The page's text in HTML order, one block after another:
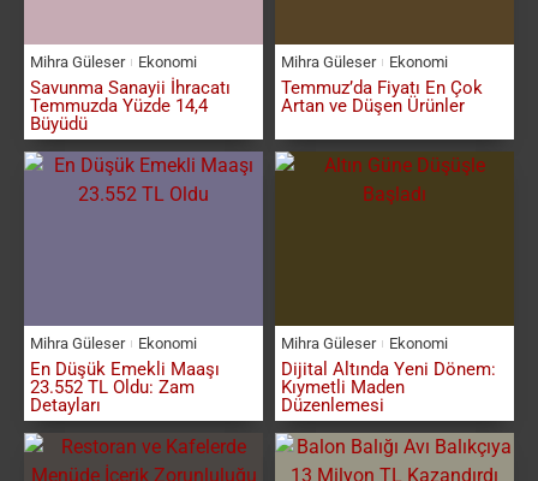
Mihra Güleser Ekonomi
Savunma Sanayii İhracatı
Temmuzda Yüzde 14,4
Büyüdü
Mihra Güleser Ekonomi
Temmuz’da Fiyatı En Çok
Artan ve Düşen Ürünler
Mihra Güleser Ekonomi
En Düşük Emekli Maaşı
23.552 TL Oldu: Zam
Detayları
Mihra Güleser Ekonomi
Dijital Altında Yeni Dönem:
Kıymetli Maden
Düzenlemesi